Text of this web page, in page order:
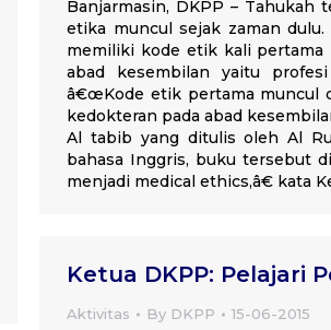
Banjarmasin, DKPP – Tahukah
etika muncul sejak zaman dulu.
memiliki kode etik kali pertama
abad kesembilan yaitu profesi
â€œKode etik pertama muncul
kedokteran pada abad
Al tabib yang ditulis oleh Al
bahasa Inggris, buku tersebut
menjadi medical ethics,â€ kata
Ketua DKPP: Pelajari
Aktivitas By DKPP 15-06-2015